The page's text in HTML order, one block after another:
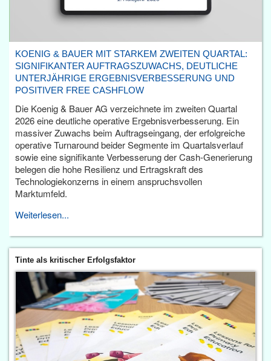
KOENIG & BAUER MIT STARKEM ZWEITEN QUARTAL:
SIGNIFIKANTER AUFTRAGSZUWACHS, DEUTLICHE
UNTERJÄHRIGE ERGEBNISVERBESSERUNG UND
POSITIVER FREE CASHFLOW
Die Koenig & Bauer AG verzeichnete im zweiten Quartal
2026 eine deutliche operative Ergebnisverbesserung. Ein
massiver Zuwachs beim Auftragseingang, der erfolgreiche
operative Turnaround beider Segmente im Quartalsverlauf
sowie eine signifikante Verbesserung der Cash-Generierung
belegen die hohe Resilienz und Ertragskraft des
Technologiekonzerns in einem anspruchsvollen
Marktumfeld.
Weiterlesen...
Tinte als kritischer Erfolgsfaktor